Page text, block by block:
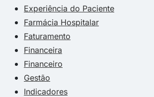
Experiência do Paciente
Farmácia Hospitalar
Faturamento
Financeira
Financeiro
Gestão
Indicadores